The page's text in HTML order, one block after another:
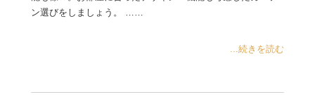
ン選びをしましょう。 ……
...続きを読む